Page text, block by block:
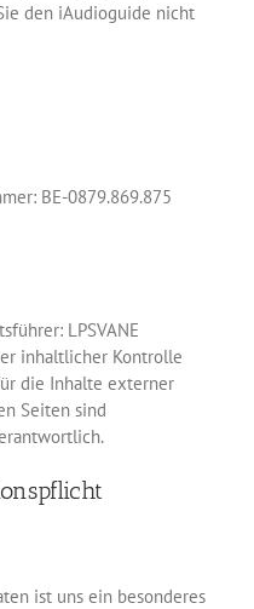
den iAudioguide nicht
BE-0879.869.875
LPSVANE
inhaltlicher Kontrolle
die Inhalte externer
Seiten sind
ist uns ein besonderes